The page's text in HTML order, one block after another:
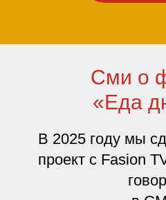
Сми о
«Еда
В 2025 году мы
проект с Fasion